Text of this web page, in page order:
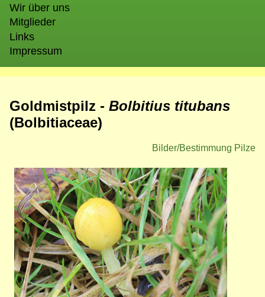
Wir über uns
Mitglieder
Links
Impressum
Goldmistpilz - Bolbitius titubans
(Bolbitiaceae)
Bilder/Bestimmung Pilze
Bild